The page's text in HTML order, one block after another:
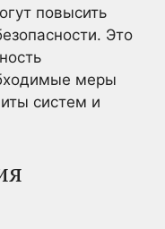
повысить
Это
меры
систем и